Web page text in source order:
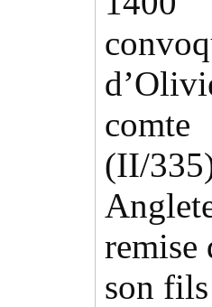
(II/
remise
son